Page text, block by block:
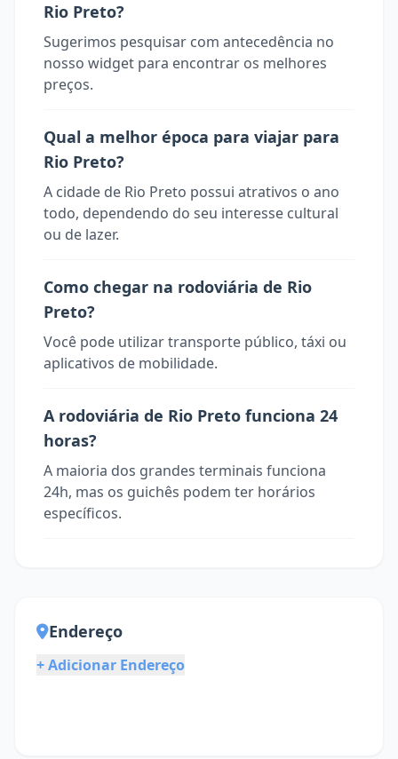
Rio Preto?
Sugerimos pesquisar com antecedência no
nosso widget para encontrar os melhores
preços.
Qual a melhor época para viajar para
Rio Preto?
A cidade de Rio Preto possui atrativos o ano
todo, dependendo do seu interesse cultural
ou de lazer.
Como chegar na rodoviária de Rio
Preto?
Você pode utilizar transporte público, táxi ou
aplicativos de mobilidade.
A rodoviária de Rio Preto funciona 24
horas?
A maioria dos grandes terminais funciona
24h, mas os guichês podem ter horários
específicos.
Endereço
+ Adicionar Endereço